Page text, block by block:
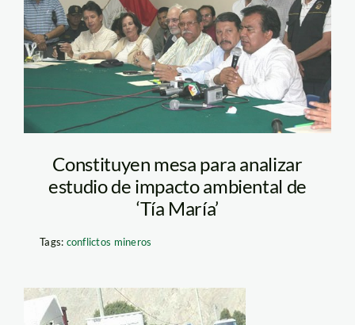
pcm_tia_maria
Constituyen mesa para analizar
estudio de impacto ambiental de
‘Tía María’
Tags: conflictos mineros